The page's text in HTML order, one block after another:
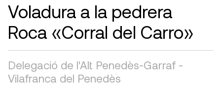
Voladura a la pedrera
Roca «Corral del Carro»
Delegació de l'Alt Penedès-Garraf -
Vilafranca del Penedès